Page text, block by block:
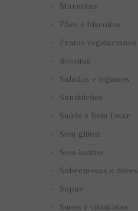
Marmitas
Pães e biscoitos
Pratos vegetarianos
Receitas
Saladas e legumes
Sanduíches
Saúde e Bem Estar
Sem glúten
Sem lactose
Sobremesas e doces
Sopas
Sucos e vitaminas